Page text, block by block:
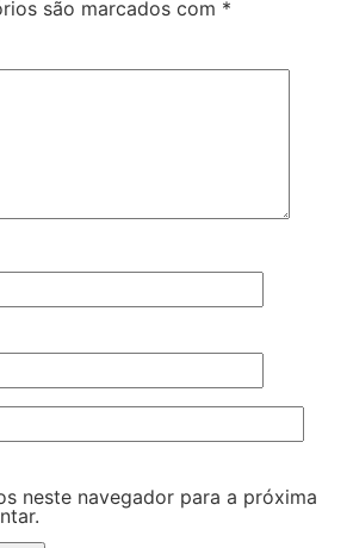
são marcados com *
neste navegador para a próxima